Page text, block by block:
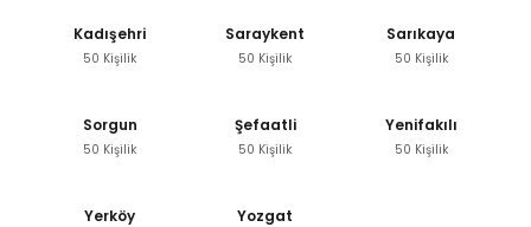
Kadışehri
50 Kişilik
Saraykent
50 Kişilik
Sarıkaya
50 Kişilik
Sorgun
50 Kişilik
Şefaatli
50 Kişilik
Yenifakılı
50 Kişilik
Yerköy Yozgat